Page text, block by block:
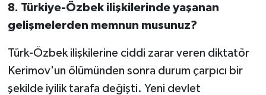
8. Türkiye-Özbek ilişkilerinde yaşanan
gelişmelerden memnun musunuz?
Türk-Özbek ilişkilerine ciddi zarar veren diktatör
Kerimov'un ölümünden sonra durum çarpıcı bir
şekilde iyilik tarafa değişti. Yeni devlet